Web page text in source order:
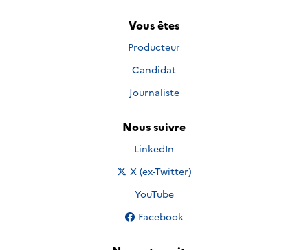
Vous êtes
Producteur
Candidat
Journaliste
Nous suivre
Nous suivre sur
LinkedIn
Nous suivre sur
X (ex-Twitter)
Nous suivre sur
YouTube
Nous suivre sur
Facebook